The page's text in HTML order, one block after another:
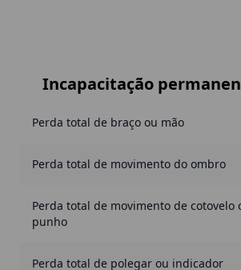
Incapacitação
Perda total de braço ou mão
Perda total de movimento do ombro
Perda total de movimento de cotovelo
punho
Perda total de polegar ou indicador